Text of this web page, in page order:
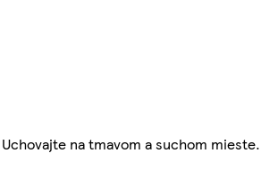
na tmavom a suchom mieste.